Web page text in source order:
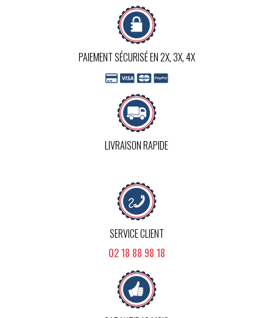
PAIEMENT SÉCURISÉ EN 2X, 3X, 4X
LIVRAISON RAPIDE
SERVICE CLIENT
02 18 88 98 18